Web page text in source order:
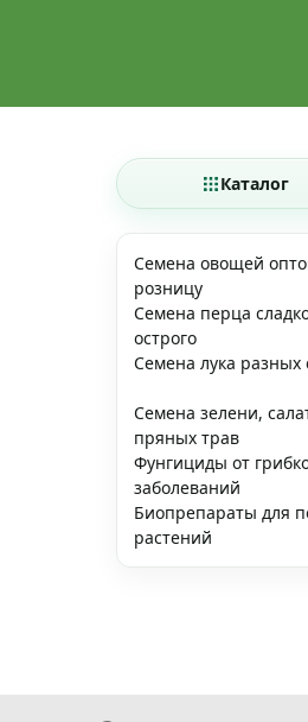
Каталог
Семена овощей
розницу
Семена перца
острого
Семена лука разных
Семена зелени,
пряных трав
Фунгициды от
заболеваний
Биопрепараты для
растений